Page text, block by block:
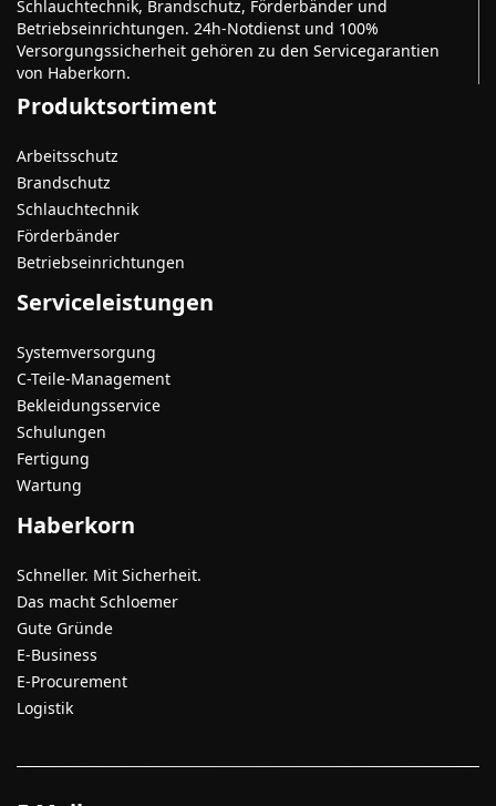
Schlauchtechnik, Brandschutz, Förderbänder und
Betriebseinrichtungen. 24h-Notdienst und 100%
Versorgungssicherheit gehören zu den Servicegarantien
von Haberkorn.
Produktsortiment
Arbeitsschutz
Brandschutz
Schlauchtechnik
Förderbänder
Betriebseinrichtungen
Serviceleistungen
Systemversorgung
C-Teile-Management
Bekleidungsservice
Schulungen
Fertigung
Wartung
Haberkorn
Schneller. Mit Sicherheit.
Das macht Schloemer
Gute Gründe
E-Business
E-Procurement
Logistik